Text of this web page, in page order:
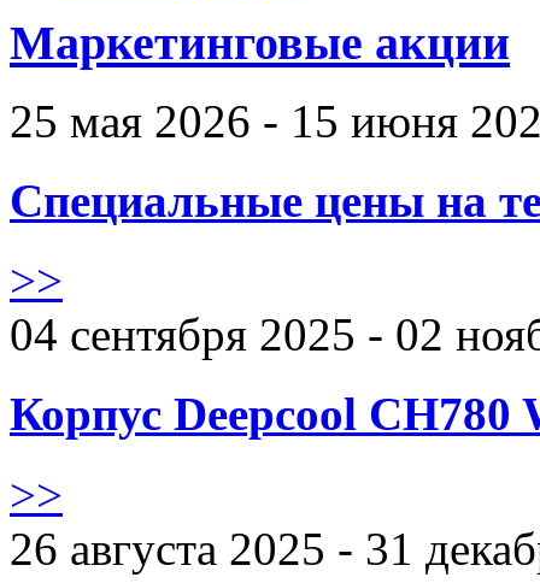
Маркетинговые акции
25 мая 2026 - 15 июня
Специальные цены на
>>
04 сентября 2025 - 02
Корпус Deepcool CH780
>>
26 августа 2025 - 31